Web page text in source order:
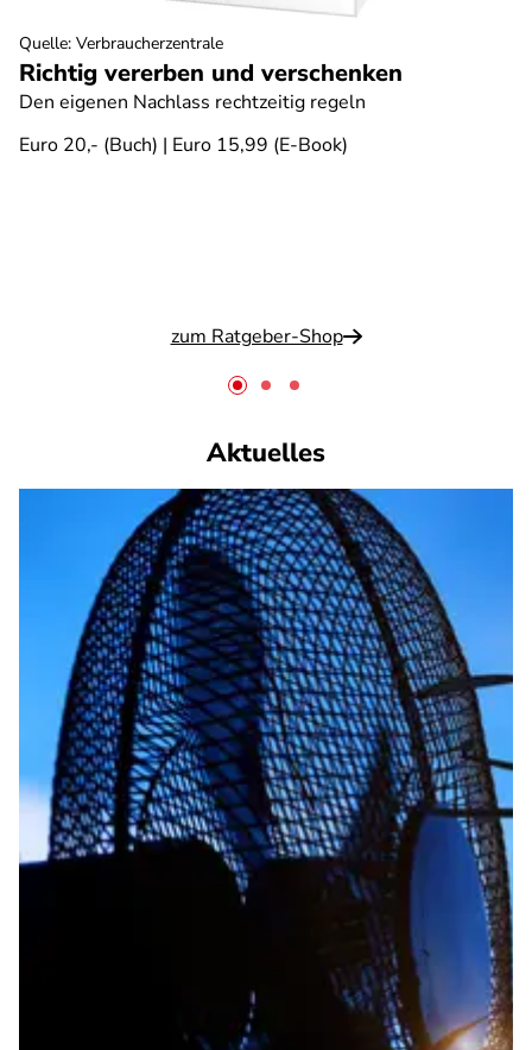
Richtig vererben und verschenken
Den eigenen Nachlass rechtzeitig regeln
Euro 20,- (Buch) | Euro 15,99 (E-Book)
zum Ratgeber-Shop
Quelle: Verbraucherzentrale
Aktuelles